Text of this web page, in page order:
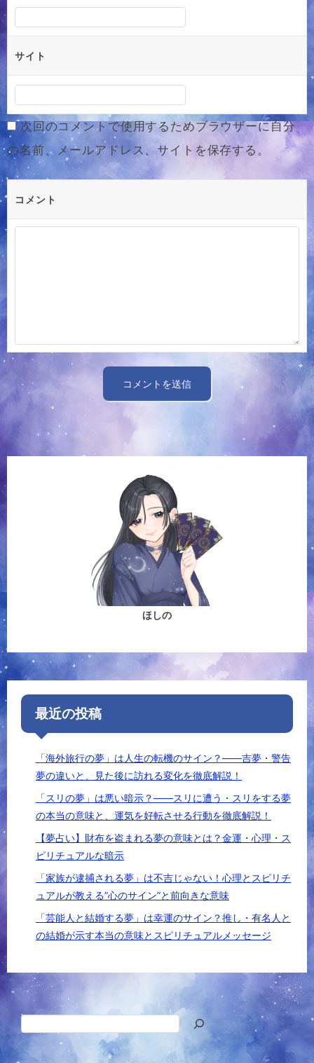
サイト
次回のコメントで使用するためブラウザーに自分
の名前、メールアドレス、サイトを保存する。
コメント
ほしの
最近の投稿
「海外旅行の夢」は人生の転機のサイン？――吉夢・警告
夢の違いと、見た後に訪れる変化を徹底解説！
「スリの夢」は悪い暗示？――スリに遭う・スリをする夢
の本当の意味と、運気を好転させる行動を徹底解説！
【夢占い】財布を盗まれる夢の意味とは？金運・心理・ス
ピリチュアルな暗示
「家族が逮捕される夢」は不吉じゃない！心理とスピリチ
ュアルが教える”心のサイン”と前向きな意味
「芸能人と結婚する夢」は幸運のサイン？推し・有名人と
の結婚が示す本当の意味とスピリチュアルメッセージ
索